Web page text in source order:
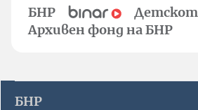
БНР
Архивен фонд на БНР
БНР